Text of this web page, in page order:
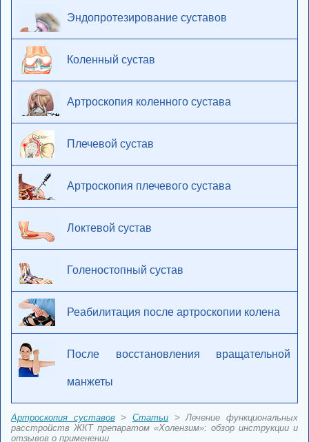
Эндопротезирование суставов
Коленный сустав
Артроскопия коленного сустава
Плечевой сустав
Артроскопия плечевого сустава
Локтевой сустав
Голеностопный сустав
Реабилитация после артроскопии колена
После восстановления вращательной
манжеты
Артроскопия суставов>Статьи > Лечение функциональных
расстройств ЖКТ препаратом «Холензим»: обзор инструкции и
отзывов о применении